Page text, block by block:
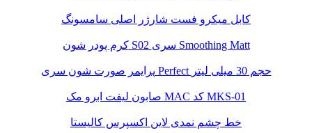
کابل میکرو فست شارژر اصلی سامسونگ
کرم پودر شون S02 سری Smoothing Matt
پرایمر صورت شون سری Perfect حجم 30 میلی لیتر
صابون لیفت ابرو مک MAC کد MKS-01
خط چشم نمدی لاین اکسپرس کالیستا